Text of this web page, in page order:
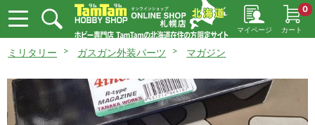
マイページ カート
0
ミリタリー ガスガン外装パーツ マガジン